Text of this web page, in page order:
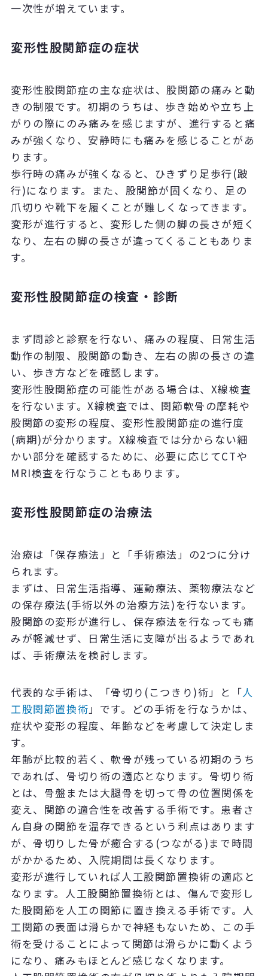
一次性が増えています。
変形性股関節症の症状
変形性股関節症の主な症状は、股関節の痛みと動
きの制限です。初期のうちは、歩き始めや立ち上
がりの際にのみ痛みを感じますが、進行すると痛
みが強くなり、安静時にも痛みを感じることがあ
ります。
歩行時の痛みが強くなると、ひきずり足歩行(跛
行)になります。また、股関節が固くなり、足の
爪切りや靴下を履くことが難しくなってきます。
変形が進行すると、変形した側の脚の長さが短く
なり、左右の脚の長さが違ってくることもありま
す。
変形性股関節症の検査・診断
まず問診と診察を行ない、痛みの程度、日常生活
動作の制限、股関節の動き、左右の脚の長さの違
い、歩き方などを確認します。
変形性股関節症の可能性がある場合は、X線検査
を行ないます。X線検査では、関節軟骨の摩耗や
股関節の変形の程度、変形性股関節症の進行度
(病期)が分かります。X線検査では分からない細
かい部分を確認するために、必要に応じてCTや
MRI検査を行なうこともあります。
変形性股関節症の治療法
治療は「保存療法」と「手術療法」の2つに分け
られます。
まずは、日常生活指導、運動療法、薬物療法など
の保存療法(手術以外の治療方法)を行ないます。
股関節の変形が進行し、保存療法を行なっても痛
みが軽減せず、日常生活に支障が出るようであれ
ば、手術療法を検討します。
代表的な手術は、「骨切り(こつきり)術」と「人
工股関節置換術」です。どの手術を行なうかは、
症状や変形の程度、年齢などを考慮して決定しま
す。
年齢が比較的若く、軟骨が残っている初期のうち
であれば、骨切り術の適応となります。骨切り術
とは、骨盤または大腿骨を切って骨の位置関係を
変え、関節の適合性を改善する手術です。患者さ
ん自身の関節を温存できるという利点はあります
が、骨切りした骨が癒合する(つながる)まで時間
がかかるため、入院期間は長くなります。
変形が進行していれば人工股関節置換術の適応と
なります。人工股関節置換術とは、傷んで変形し
た股関節を人工の関節に置き換える手術です。人
工関節の表面は滑らかで神経もないため、この手
術を受けることによって関節は滑らかに動くよう
になり、痛みもほとんど感じなくなります。